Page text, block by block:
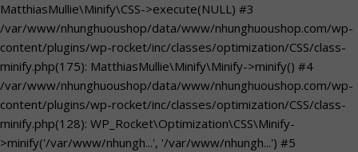
MatthiasMullie\Minify\CSS->execute(NULL) #3
/var/www/nhunghuoushop/data/www/nhunghuoushop.com/wp-
content/plugins/wp-rocket/inc/classes/optimization/CSS/class-
minify.php(175): MatthiasMullie\Minify\Minify->minify() #4
/var/www/nhunghuoushop/data/www/nhunghuoushop.com/wp-
content/plugins/wp-rocket/inc/classes/optimization/CSS/class-
minify.php(128): WP_Rocket\Optimization\CSS\Minify-
>minify('/var/www/nhungh...', '/var/www/nhungh...') #5